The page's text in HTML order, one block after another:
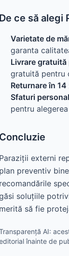
De ce să alegi
Varietate de
garanta
Livrare gratuită
gratuită pentru
Returnare în 14
Sfaturi
pentru
Concluzie
Paraziții externi
plan preventiv
recomandările
soluțiile
merită să fie
AI:
înainte de